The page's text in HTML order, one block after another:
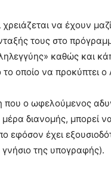
χρειάζεται να έχουν
τους στο
καθώς και
οποίο να προκύπτει
που ο ωφελούμενος
μέρα διανομής, μπορεί
εφόσον έχει
γνήσιο της υπογραφής).